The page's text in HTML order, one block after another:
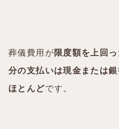
葬儀費用が 限度額を上回
分の支払いは現金または
ほとんどです。